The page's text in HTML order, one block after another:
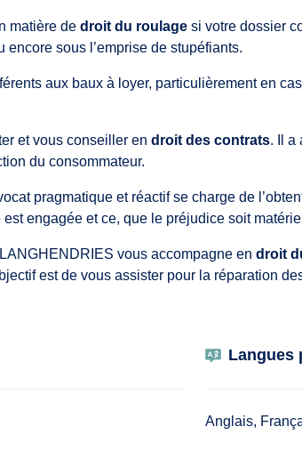
matière de droit du roulage si votre dossier
encore sous l’emprise de stupéfiants.
aux baux à loyer, particulièrement en
et vous conseiller en droit des contrats. Il a
du consommateur.
pragmatique et réactif se charge de
engagée et ce, que le préjudice soit
vous accompagne en droit
est de vous assister pour la réparation
Langues
Anglais,